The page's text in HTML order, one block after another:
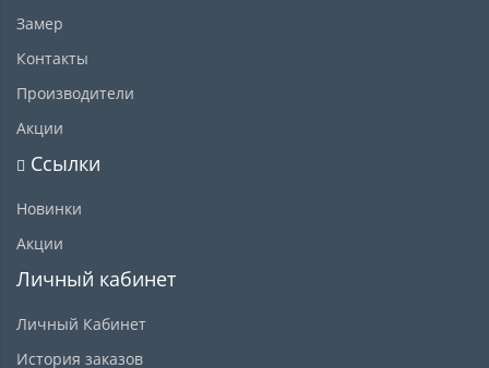
Замер
Контакты
Производители
Акции
Ссылки
Новинки
Акции
Личный кабинет
Личный Кабинет
История заказов